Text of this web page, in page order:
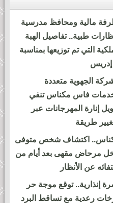
مالية ومحافظ مدرسية
طبية.. تفاصيل الهبة
التي تم توزيعها بمناسبة
إدريس
الجهوية متعددة
فاس مكناس تنفي
إنارة المهرجانات عبر
طريقة
اكتشاف شخص متوفى
مرحاض مقهى بعد أيام من
عن الأنظار
إنذارية.. توقع موجة حر
رعدية مع تساقط البرد